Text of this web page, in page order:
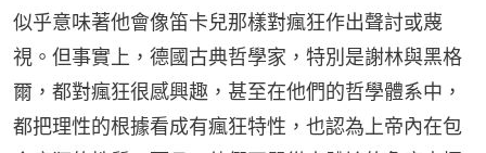
似乎意味著他會像笛卡兒那樣對瘋狂作出聲討或蔑
視。但事實上，德國古典哲學家，特別是謝林與黑格
爾，都對瘋狂很感興趣，甚至在他們的哲學體系中，
都把理性的根據看成有瘋狂特性，也認為上帝內在包